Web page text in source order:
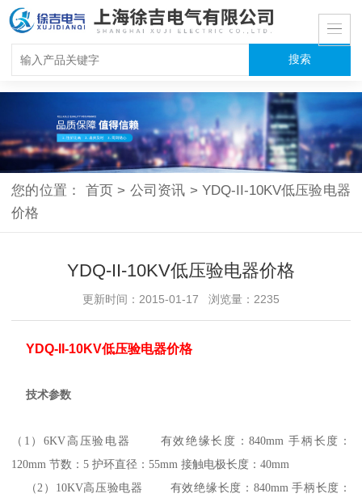
您的位置： 首页 > 公司资讯 > YDQ-II-10KV低压验电器
价格
YDQ-II-10KV低压验电器价格
更新时间：2015-01-17 浏览量：2235
YDQ-II-10KV低压验电器价格
技术参数
（1 ）6KV高压验电器 有效绝缘长度：840mm手柄长度：
120mm 节数： 5 护环直径： 55mm 接触电极长度： 40mm
（2 ） 10KV高压验电器 有效绝缘长度： 840mm手柄长度：